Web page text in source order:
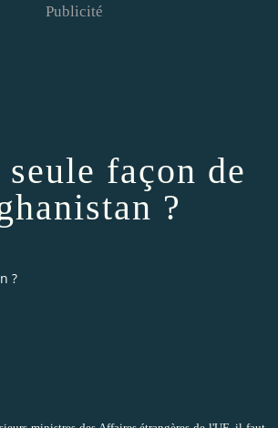
Publicité
façon de
?
?